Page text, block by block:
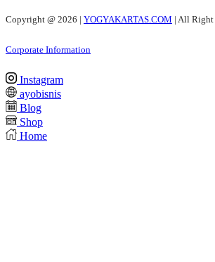
Copyright @ 2026 | YOGYAKARTAS.COM | All Right
Corporate Information
Instagram
ayobisnis
Blog
Shop
Home